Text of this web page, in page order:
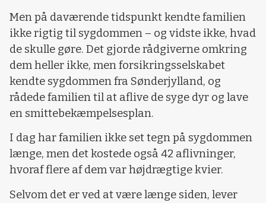
Men på daværende tidspunkt kendte familien
ikke rigtig til sygdommen – og vidste ikke, hvad
de skulle gøre. Det gjorde rådgiverne omkring
dem heller ikke, men forsikringsselskabet
kendte sygdommen fra Sønderjylland, og
rådede familien til at aflive de syge dyr og lave
en smittebekæmpelsesplan.
I dag har familien ikke set tegn på sygdommen
længe, men det kostede også 42 aflivninger,
hvoraf flere af dem var højdrægtige kvier.
Selvom det er ved at være længe siden, lever